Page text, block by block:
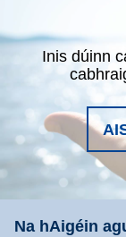
Inis dúinn
Na hAigéin